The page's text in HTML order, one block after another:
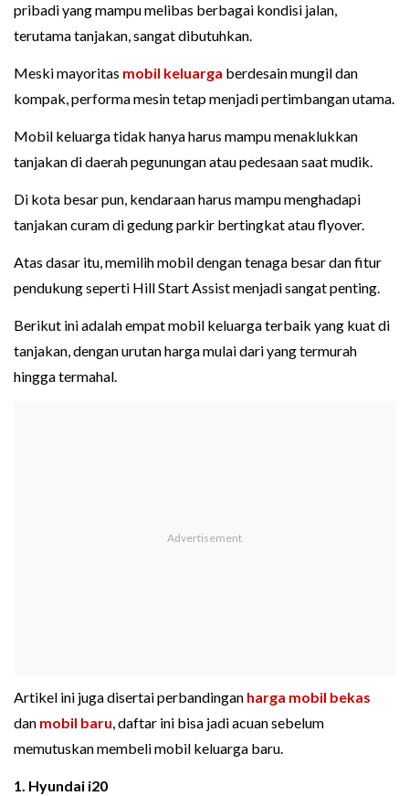
pribadi yang mampu melibas berbagai kondisi jalan,
terutama tanjakan, sangat dibutuhkan.
Meski mayoritas mobil keluarga berdesain mungil dan
kompak, performa mesin tetap menjadi pertimbangan utama.
Mobil keluarga tidak hanya harus mampu menaklukkan
tanjakan di daerah pegunungan atau pedesaan saat mudik.
Di kota besar pun, kendaraan harus mampu menghadapi
tanjakan curam di gedung parkir bertingkat atau flyover.
Atas dasar itu, memilih mobil dengan tenaga besar dan fitur
pendukung seperti Hill Start Assist menjadi sangat penting.
Berikut ini adalah empat mobil keluarga terbaik yang kuat di
tanjakan, dengan urutan harga mulai dari yang termurah
hingga termahal.
Artikel ini juga disertai perbandingan harga mobil bekas
dan mobil baru, daftar ini bisa jadi acuan sebelum
memutuskan membeli mobil keluarga baru.
1. Hyundai i20